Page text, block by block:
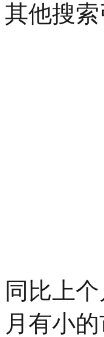
其他搜
同比上
月有小